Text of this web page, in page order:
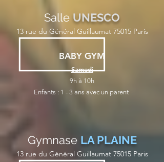
Salle UNESCO
13 rue du Général Guillaumat 75015 Paris
BABY GYM
Samedi
9h à 10h
Enfants : 1 - 3 ans avec un parent
Gymnase LA PLAINE
13 rue du Général Guillaumat 75015 Paris